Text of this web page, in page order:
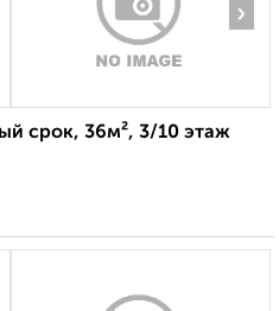
›
срок, 36м², 3/10 этаж